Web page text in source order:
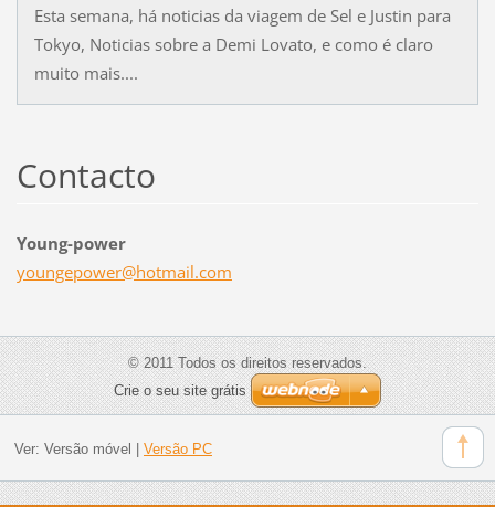
Esta semana, há noticias da viagem de Sel e Justin para
Tokyo, Noticias sobre a Demi Lovato, e como é claro
muito mais....
Contacto
Young-power
youngepower@hotmail.com
© 2011 Todos os direitos reservados.
Crie o seu site grátis
Ver: Versão móvel Versão PC